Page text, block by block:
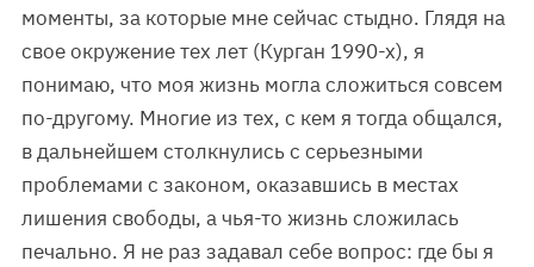
моменты, за которые мне сейчас стыдно. Глядя на
свое окружение тех лет (Курган 1990-х), я
понимаю, что моя жизнь могла сложиться совсем
по-другому. Многие из тех, с кем я тогда общался,
в дальнейшем столкнулись с серьезными
проблемами с законом, оказавшись в местах
лишения свободы, а чья-то жизнь сложилась
печально. Я не раз задавал себе вопрос: где бы я